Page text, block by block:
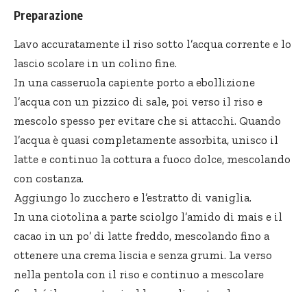
Preparazione
Lavo accuratamente il riso sotto l’acqua corrente e lo
lascio scolare in un colino fine.
In una casseruola capiente porto a ebollizione
l’acqua con un pizzico di sale, poi verso il riso e
mescolo spesso per evitare che si attacchi. Quando
l’acqua è quasi completamente assorbita, unisco il
latte e continuo la cottura a fuoco dolce, mescolando
con costanza.
Aggiungo lo zucchero e l’estratto di vaniglia.
In una ciotolina a parte sciolgo l’amido di mais e il
cacao in un po’ di latte freddo, mescolando fino a
ottenere una crema liscia e senza grumi. La verso
nella pentola con il riso e continuo a mescolare